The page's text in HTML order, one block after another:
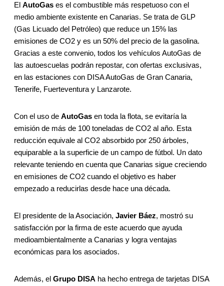
El AutoGases el combustible más respetuoso con el
medio ambiente existente en Canarias. Se trata de GLP
(Gas Licuado del Petróleo) que reduce un 15% las
emisiones de CO2 y es un 50% del precio de la gasolina.
Gracias a este convenio, todos los vehículos AutoGas de
las autoescuelas podrán repostar, con ofertas exclusivas,
en las estaciones con DISA AutoGas de Gran Canaria,
Tenerife, Fuerteventura y Lanzarote.
Con el uso de AutoGasen toda la flota, se evitaría la
emisión de más de 100 toneladas de CO2 al año. Esta
reducción equivale al CO2 absorbido por 250 árboles,
equiparable a la superficie de un campo de fútbol. Un dato
relevante teniendo en cuenta que Canarias sigue creciendo
en emisiones de CO2 cuando el objetivo es haber
empezado a reducirlas desde hace una década.
El presidente de la Asociación, Javier Báez, mostró su
satisfacción por la firma de este acuerdo que ayuda
medioambientalmente a Canarias y logra ventajas
económicas para los asociados.
Además, el Grupo DISA ha hecho entrega de tarjetas DISA